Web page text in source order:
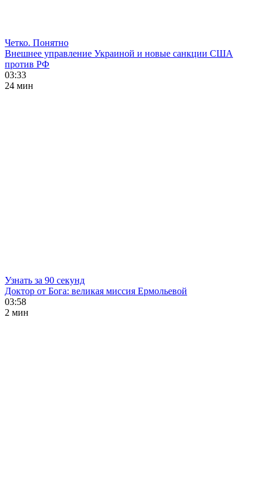
Четко. Понятно
Внешнее управление Украиной и новые санкции США
против РФ
03:33
24 мин
Узнать за 90 секунд
Доктор от Бога: великая миссия Ермольевой
03:58
2 мин